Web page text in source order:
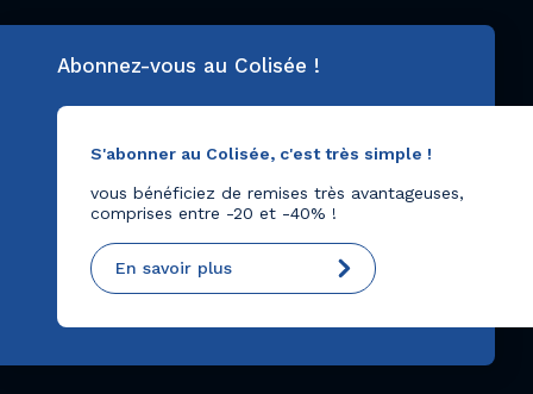
Abonnez-vous au Colisée !
S'abonner au Colisée, c'est très simple !
vous bénéficiez de remises très avantageuses,
comprises entre -20 et -40% !
En savoir plus